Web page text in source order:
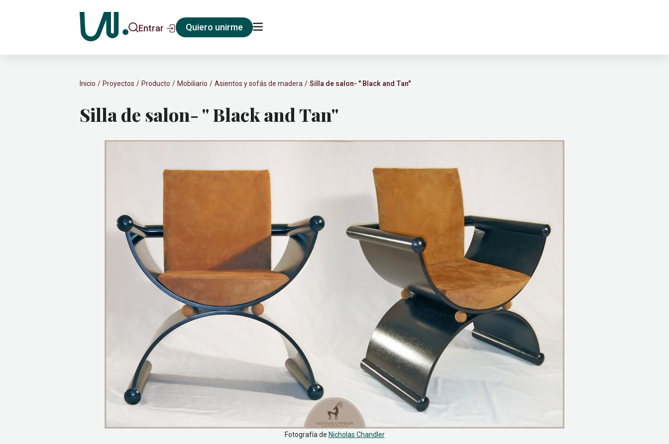
Entrar Quiero unirme
Inicio Proyectos Producto Mobiliario Asientos y sofás de madera Silla de salon- " Black and Tan"
Silla de salon- " Black and Tan"
Fotografía de Nicholas Chandler